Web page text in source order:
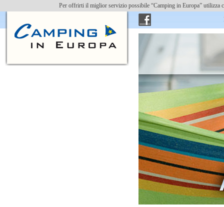
Per offrirti il miglior servizio possibile “Camping in Europa”